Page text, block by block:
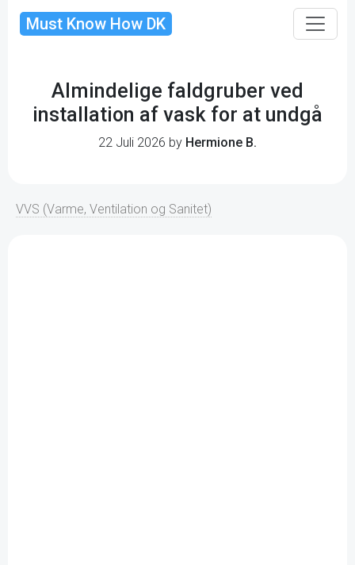
Must Know How DK
Almindelige faldgruber ved
installation af vask for at undgå
22 Juli 2026 by Hermione B.
VVS (Varme, Ventilation og Sanitet)